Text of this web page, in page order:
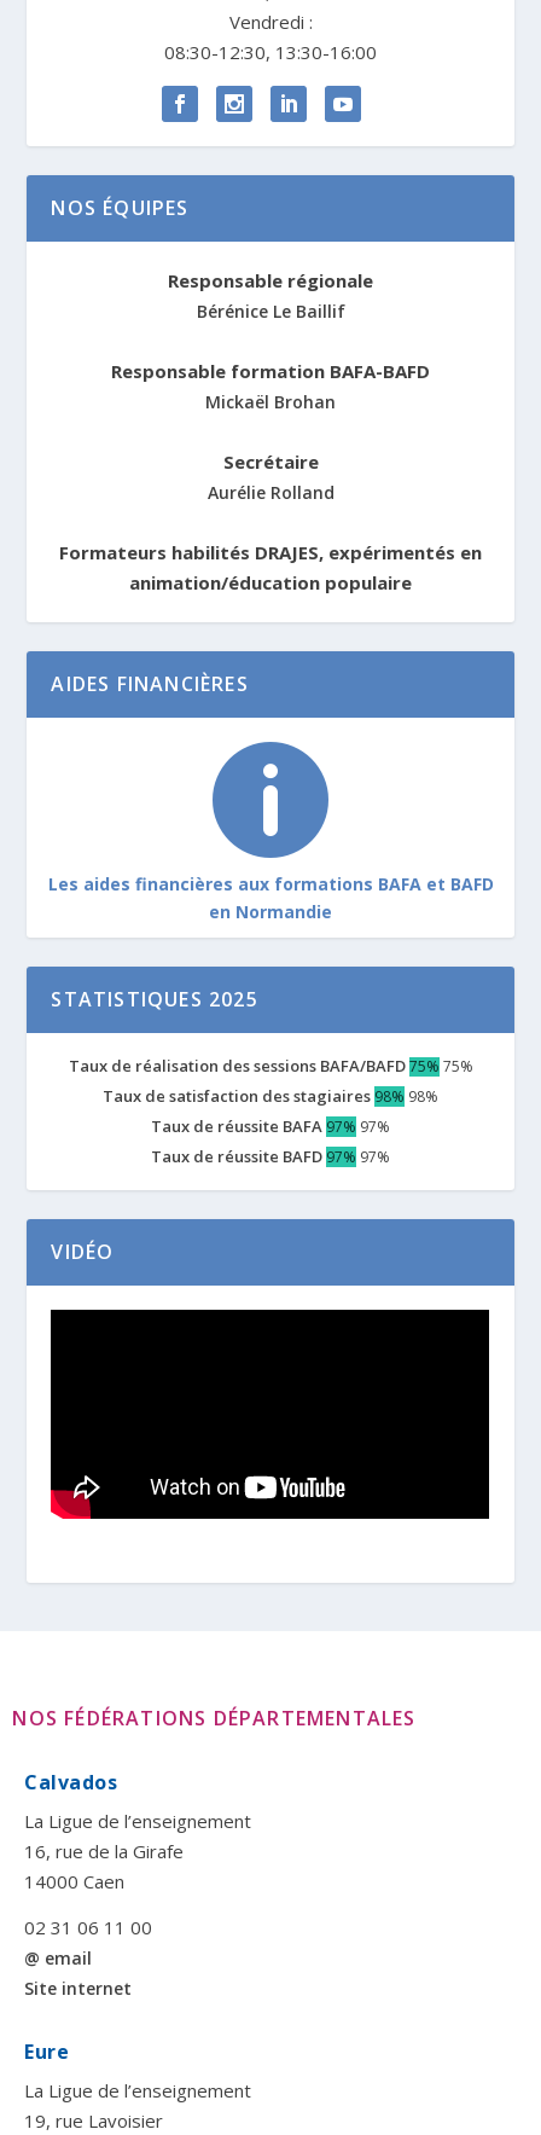
Vendredi :
08:30-12:30, 13:30-16:00
NOS ÉQUIPES
Responsable régionale
Bérénice Le Baillif
Responsable formation BAFA-BAFD
Mickaël Brohan
Secrétaire
Aurélie Rolland
Formateurs habilités DRAJES, expérimentés en
animation/éducation populaire
AIDES FINANCIÈRES

Les aides financières aux formations BAFA et BAFD
en Normandie
STATISTIQUES 2025
Taux de réalisation des sessions BAFA/BAFD 75% 75%
Taux de satisfaction des stagiaires 98% 98%
Taux de réussite BAFA 97% 97%
Taux de réussite BAFD 97% 97%
VIDÉO
NOS FÉDÉRATIONS DÉPARTEMENTALES
Calvados
La Ligue de l’enseignement
16, rue de la Girafe
14000 Caen
02 31 06 11 00
@ email
Site internet
Eure
La Ligue de l’enseignement
19, rue Lavoisier